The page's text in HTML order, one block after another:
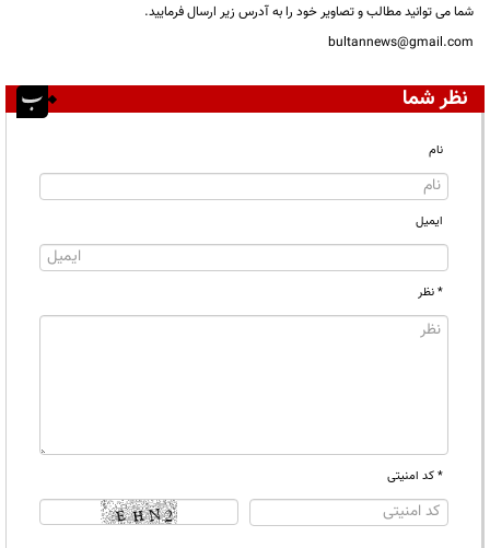
شما می توانید مطالب و تصاویر خود را به آدرس زیر ارسال فرمایید.
bultannews@gmail.com
نظر شما
نام
ایمیل
* نظر
* کد امنیتی